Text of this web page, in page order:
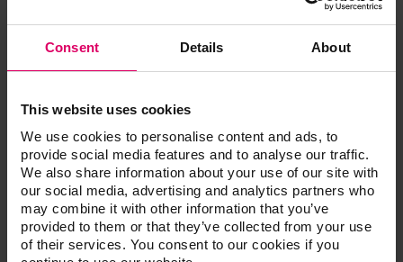
Consent Details About
This website uses cookies
We use cookies to personalise content and ads, to
provide social media features and to analyse our traffic.
We also share information about your use of our site with
our social media, advertising and analytics partners who
may combine it with other information that you’ve
provided to them or that they’ve collected from your use
of their services. You consent to our cookies if you
VITA VMK Master® ONE COLOR KIT 2M2
Coffret d'essai pour premiers tests
BVMKOCS2M2V2
VITA VMK Master® STARTER SET POWDER
Coffret de deux couleurs
BVMKSS3D
VITA VMK Master®Additional Powder